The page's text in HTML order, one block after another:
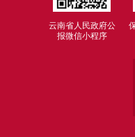
云南省人民政府公
报微信小程序